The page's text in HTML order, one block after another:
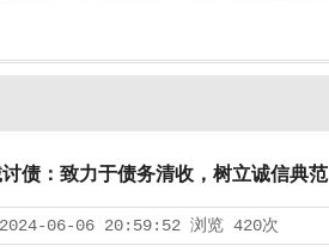
债：致力于债务清收，树立诚信典范
2024-06-06 20:59:52 浏览 420次